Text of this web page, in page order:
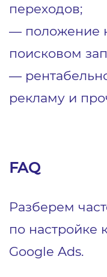
переходов;
― положение
поисковом
―
рекламу и
FAQ
Разберем
по настройке
Google Ads.